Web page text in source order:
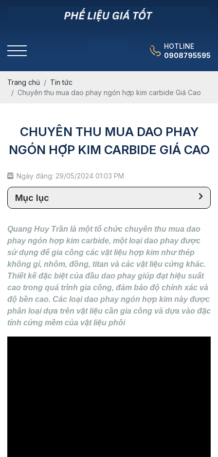
HOTLINE
0908795595
Trang chủ
Tin tức
Chuyên thu mua dao phay ngón hợp kim carbide Giá Cao
CHUYÊN THU MUA DAO PHAY
NGÓN HỢP KIM CARBIDE GIÁ CAO
Ngày đăng: 29/05/2024 01:03 PM
Mục lục
Quang Huy Trần là một tổ chức chuyên thu mua dao
phay ngón hợp kim carbide, một loại dao phay được
sử dụng để gia công các vật liệu hợp kim như thép
không gỉ, nhôm, đồng, titan và các vật liệu cứng khác.
Thiết kế đặc biệt của đầu dao phay giúp đạt hiệu suất
cao trong quá trình gia công, đảm bảo độ chính xác và
độ bền cao. Các loại dao phay ngón hợp kim này được
phân loại dựa trên vật liệu cần gia công và dựa vào đặc
tính cứng mềm của vật liệu phôi